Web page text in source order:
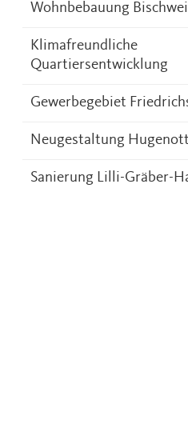
Wohnbebauung
Klimafreundliche
Quartiersentwicklung
Gewerbegebiet
Neugestaltung
Sanierung Lilli-Gräber-